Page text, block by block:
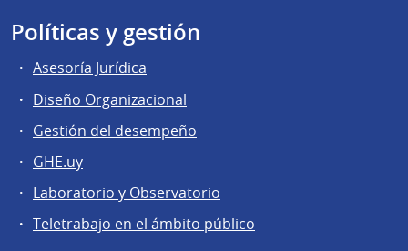
Políticas y gestión
Asesoría Jurídica
Diseño Organizacional
Gestión del desempeño
GHE.uy
Laboratorio y Observatorio
Teletrabajo en el ámbito público